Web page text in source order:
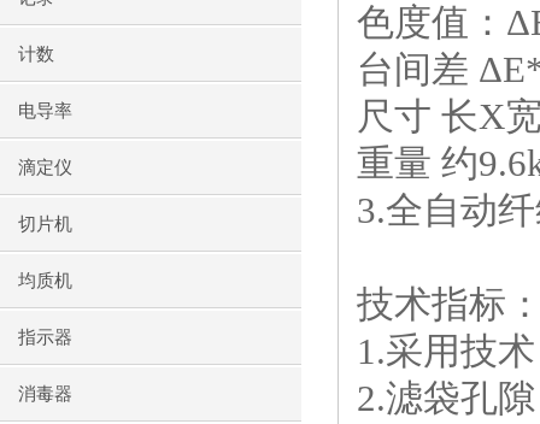
计数
电导率
滴定仪
切片机
均质机
指示器
消毒器
色度值：
台间差
尺寸 长X
重量 约
3.全自动
技术指标
1.采用技
2.滤袋孔